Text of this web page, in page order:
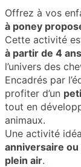
Offrez à vos
à poney
Cette activité
à partir de 4 ans
l’univers des
Encadrés par
profiter d’un
tout en
animaux.
Une activité
anniversaire
plein air.